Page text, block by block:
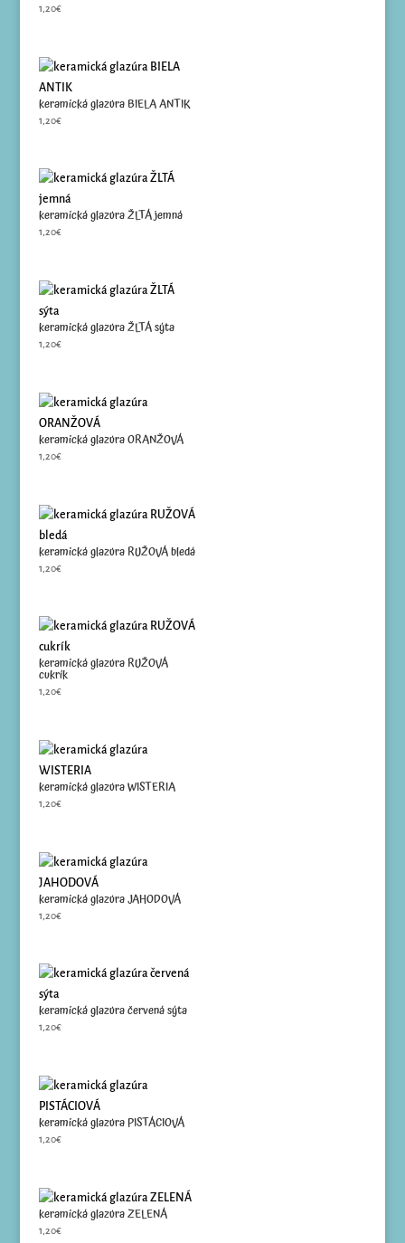
1,20€
keramická glazúra BIELA ANTIK
1,20€
keramická glazúra ŽLTÁ jemná
1,20€
keramická glazúra ŽLTÁ sýta
1,20€
keramická glazúra ORANŽOVÁ
1,20€
keramická glazúra RUŽOVÁ bledá
1,20€
keramická glazúra RUŽOVÁ
cukrík
1,20€
keramická glazúra WISTERIA
1,20€
keramická glazúra JAHODOVÁ
1,20€
keramická glazúra červená sýta
1,20€
keramická glazúra PISTÁCIOVÁ
1,20€
keramická glazúra ZELENÁ
1,20€